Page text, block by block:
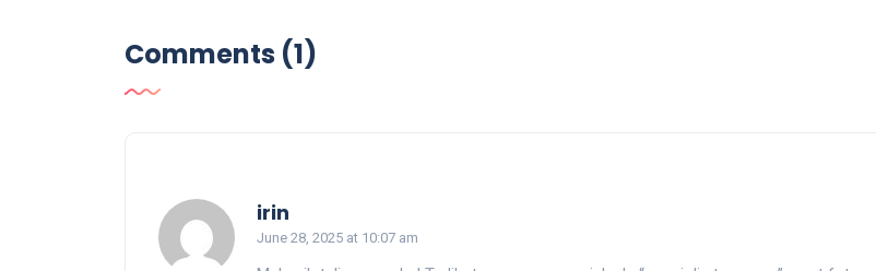
Comments (1)
irin
June 28, 2025 at 10:07 am